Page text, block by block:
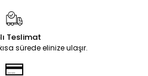
Teslimat
sürede elinize ulaşır.